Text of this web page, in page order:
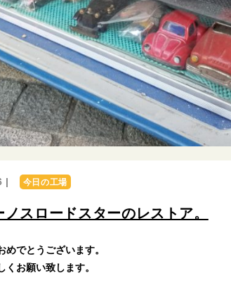
| 今日の工場
スロードスターのレストア。
めでとうございます。
くお願い致します。